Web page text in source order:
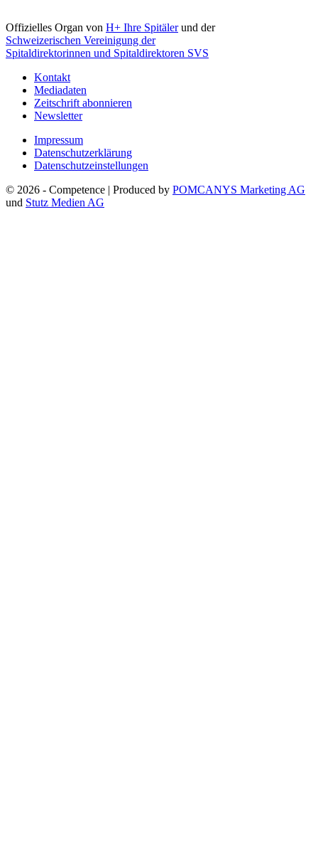
Offizielles Organ von H+ Ihre Spitälerund der
Schweizerischen Vereinigung der
Spitaldirektorinnen und Spitaldirektoren SVS
Kontakt
Mediadaten
Zeitschrift abonnieren
Newsletter
Impressum
Datenschutzerklärung
Datenschutzeinstellungen
© 2026 - Competence | Produced by POMCANYS Marketing AG
und Stutz Medien AG